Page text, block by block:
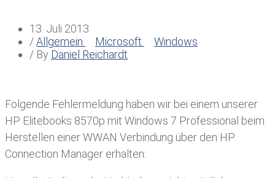
13. Juli 2013
/Allgemein Microsoft
Windows
/ By Daniel Reichardt
Folgende Fehlermeldung haben wir bei einem unserer
HP Elitebooks 8570p mit Windows 7 Professional beim
Herstellen einer WWAN Verbindung über den HP
Connection Manager erhalten: